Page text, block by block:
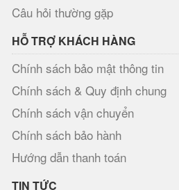
Câu hỏi thường gặp
HỖ TRỢ KHÁCH HÀNG
Chính sách bảo mật thông tin
Chính sách & Quy định chung
Chính sách vận chuyển
Chính sách bảo hành
Hướng dẫn thanh toán
TIN TỨC